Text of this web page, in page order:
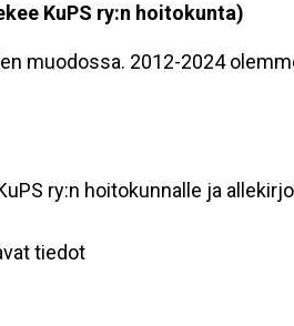
KuPS ry:n hoitokunta)
muodossa. 2012-2024
ry:n hoitokunnalle ja
tiedot